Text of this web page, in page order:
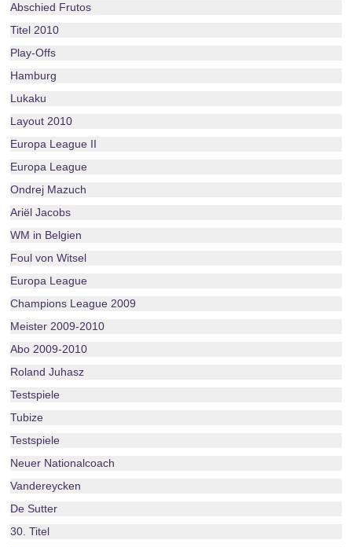
Abschied Frutos
Titel 2010
Play-Offs
Hamburg
Lukaku
Layout 2010
Europa League II
Europa League
Ondrej Mazuch
Ariël Jacobs
WM in Belgien
Foul von Witsel
Europa League
Champions League 2009
Meister 2009-2010
Abo 2009-2010
Roland Juhasz
Testspiele
Tubize
Testspiele
Neuer Nationalcoach
Vandereycken
De Sutter
30. Titel